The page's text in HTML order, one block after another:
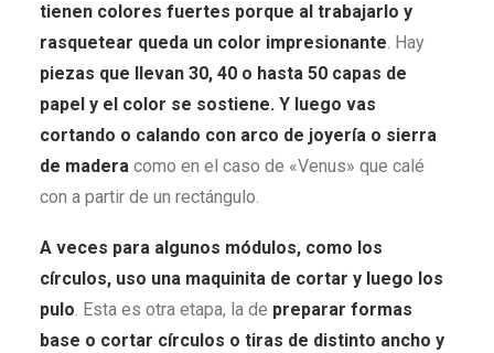
tienen colores fuertes porque al trabajarlo y
rasquetear queda un color impresionante. Hay
piezas que llevan 30, 40 o hasta 50 capas de
papel y el color se sostiene. Y luego vas
cortando o calando con arco de joyería o sierra
de madera como en el caso de «Venus» que calé
con a partir de un rectángulo.
A veces para algunos módulos, como los
círculos, uso una maquinita de cortar y luego los
pulo. Esta es otra etapa, la de preparar formas
base o cortar círculos o tiras de distinto ancho y